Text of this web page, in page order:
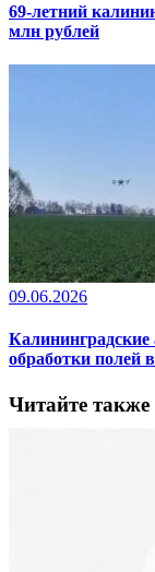
69-летний
млн рублей
09.06.2026
Калининградские
обработки полей
Читайте также